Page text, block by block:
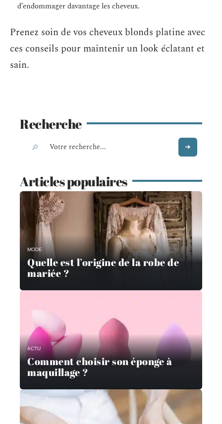
d’endommager davantage les cheveux.
Prenez soin de vos cheveux blonds platine avec
ces conseils pour maintenir un look éclatant et
sain.
Recherche
Articles populaires
MODE
Quelle est l’origine de la robe de
mariée ?
ACTU
Comment choisir son éponge à
maquillage ?